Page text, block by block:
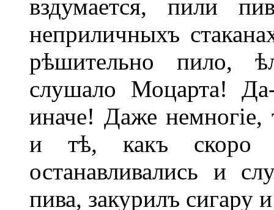
вздумается, пили
неприличныхъ
рѣшительно пило,
слушало Моцарта!
иначе! Даже немногіе,
и тѣ, какъ скоро
останавливались и
пива, закурилъ сигару